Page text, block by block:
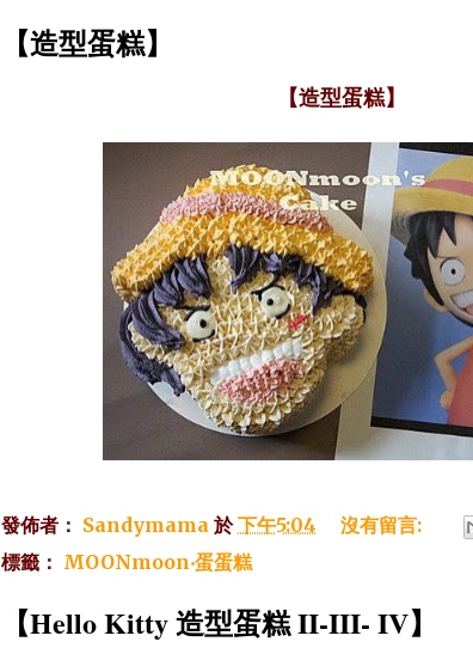
【造型蛋糕】
【造型蛋糕】
發佈者： Sandymama 於下午5:04
沒有留言:
標籤： MOONmoon‧蛋蛋糕
【Hello Kitty 造型蛋糕 II-III- IV】